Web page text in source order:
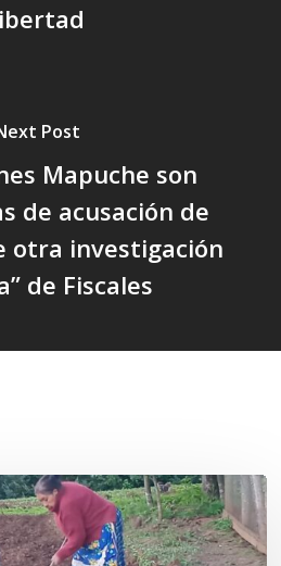
Post
Mapuche son
de acusación de
otra investigación
de Fiscales